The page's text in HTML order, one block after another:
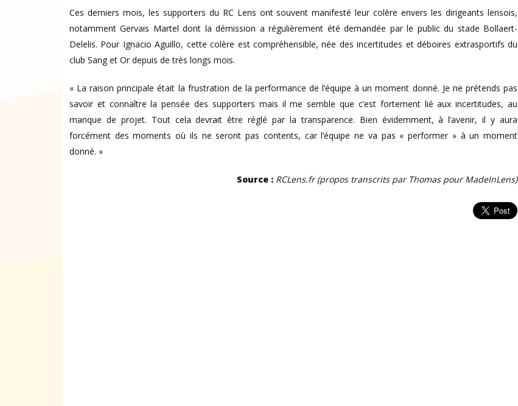
Ces derniers mois, les supporters du RC Lens ont souvent manifesté leur colère envers les dirigeants lensois,
notamment Gervais Martel dont la démission a régulièrement été demandée par le public du stade Bollaert-
Delelis. Pour Ignacio Aguillo, cette colère est compréhensible, née des incertitudes et déboires extrasportifs du
club Sang et Or depuis de très longs mois.
« La raison principale était la frustration de la performance de l’équipe à un moment donné. Je ne prétends pas
savoir et connaître la pensée des supporters mais il me semble que c’est fortement lié aux incertitudes, au
manque de projet. Tout cela devrait être réglé par la transparence. Bien évidemment, à l’avenir, il y aura
forcément des moments où ils ne seront pas contents, car l’équipe ne va pas « performer » à un moment
donné. »
Source : RCLens.fr (propos transcrits par Thomas pour MadeInLens)